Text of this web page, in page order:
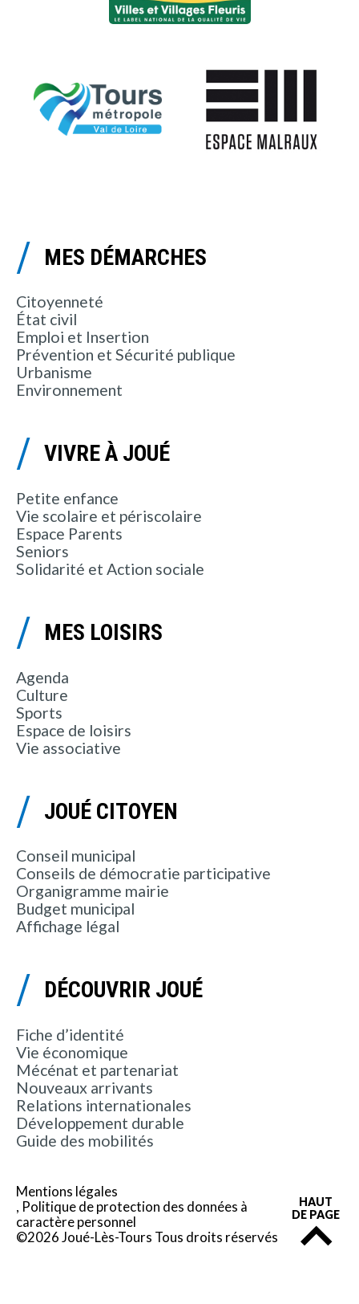
MES DÉMARCHES
Citoyenneté
État civil
Emploi et Insertion
Prévention et Sécurité publique
Urbanisme
Environnement
VIVRE À JOUÉ
Petite enfance
Vie scolaire et périscolaire
Espace Parents
Seniors
Solidarité et Action sociale
MES LOISIRS
Agenda
Culture
Sports
Espace de loisirs
Vie associative
JOUÉ CITOYEN
Conseil municipal
Conseils de démocratie participative
Organigramme mairie
Budget municipal
Affichage légal
DÉCOUVRIR JOUÉ
Fiche d’identité
Vie économique
Mécénat et partenariat
Nouveaux arrivants
Relations internationales
Développement durable
Guide des mobilités
Mentions légales
Politique de protection des données à
caractère personnel
©2026 Joué-Lès-Tours Tous droits réservés
HAUT
DE PAGE